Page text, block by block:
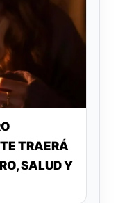
TRAERÁ
SALUD Y